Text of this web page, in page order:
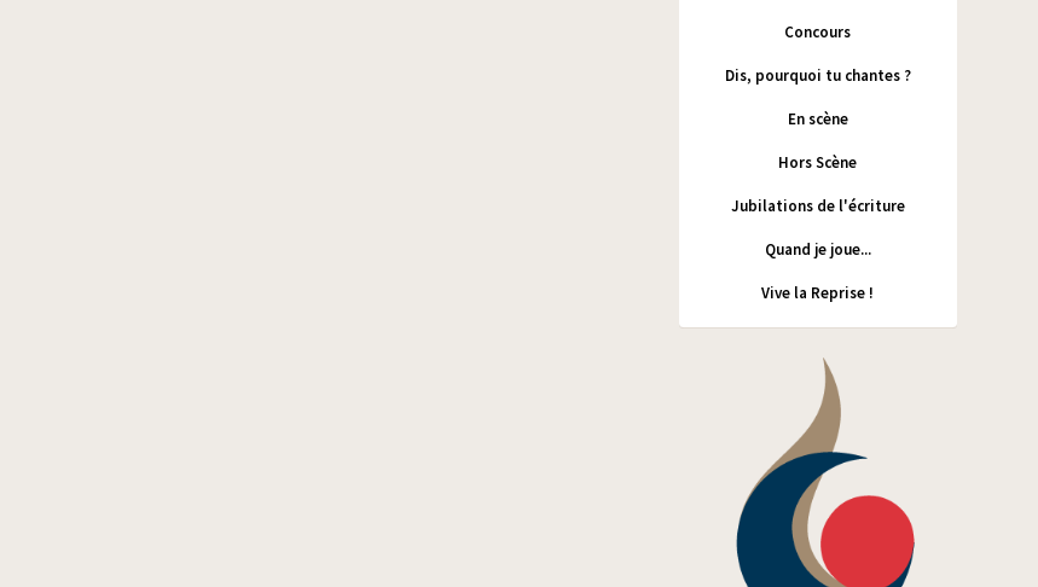
Concours
Dis, pourquoi tu chantes ?
En scène
Hors Scène
Jubilations de l'écriture
Quand je joue...
Vive la Reprise !